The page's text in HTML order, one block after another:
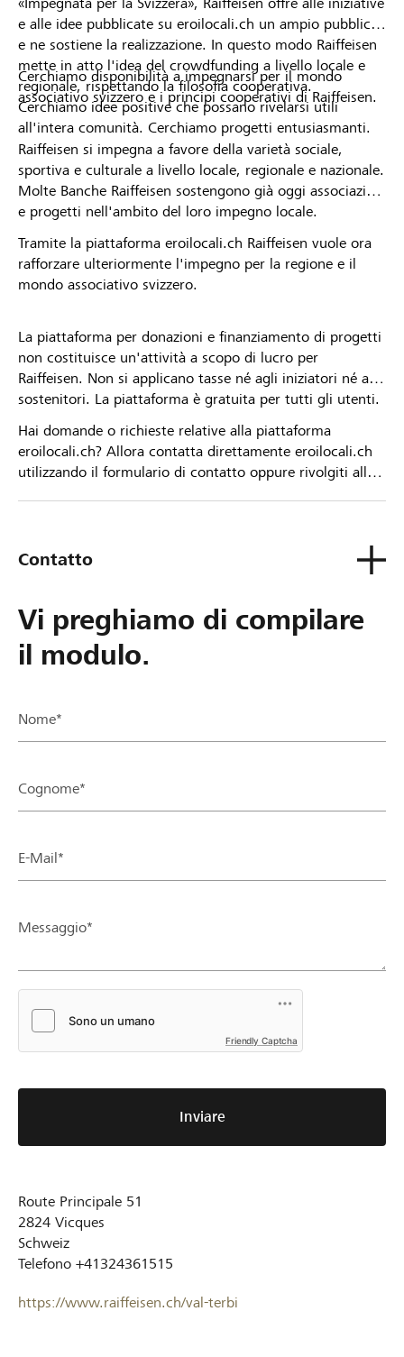
e alle idee pubblicate su eroilocali.ch un ampio pubblico
e ne sostiene la realizzazione. In questo modo Raiffeisen
mette in atto l'idea del crowdfunding a livello locale e
regionale, rispettando la filosofia cooperativa.
Cerchiamo idee positive che possano rivelarsi utili
all'intera comunità. Cerchiamo progetti entusiasmanti.
Cerchiamo disponibilità a impegnarsi per il mondo
associativo svizzero e i principi cooperativi di Raiffeisen.
Raiffeisen si impegna a favore della varietà sociale,
sportiva e culturale a livello locale, regionale e nazionale.
Molte Banche Raiffeisen sostengono già oggi associazioni
e progetti nell'ambito del loro impegno locale.
Tramite la piattaforma eroilocali.ch Raiffeisen vuole ora
rafforzare ulteriormente l'impegno per la regione e il
mondo associativo svizzero.
La piattaforma per donazioni e finanziamento di progetti
non costituisce un'attività a scopo di lucro per
Raiffeisen. Non si applicano tasse né agli iniziatori né ai
sostenitori. La piattaforma è gratuita per tutti gli utenti.
Hai domande o richieste relative alla piattaforma
eroilocali.ch? Allora contatta direttamente eroilocali.ch
utilizzando il formulario di contatto oppure rivolgiti alla
Contatto
Vi preghiamo di compilare
il modulo.
Nome*
Cognome*
E-Mail*
Messaggio*
Friendly Captcha
Inviare
Route Principale 51
2824 Vicques
Schweiz
Telefono +41324361515
https://www.raiffeisen.ch/val-terbi